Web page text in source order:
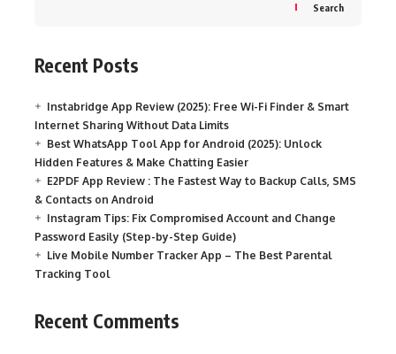
Search
Recent Posts
Instabridge App Review (2025): Free Wi-Fi Finder & Smart
Internet Sharing Without Data Limits
Best WhatsApp Tool App for Android (2025): Unlock
Hidden Features & Make Chatting Easier
E2PDF App Review : The Fastest Way to Backup Calls, SMS
& Contacts on Android
Instagram Tips: Fix Compromised Account and Change
Password Easily (Step-by-Step Guide)
Live Mobile Number Tracker App – The Best Parental
Tracking Tool
Recent Comments